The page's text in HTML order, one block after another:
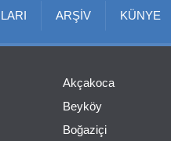
ARŞİV KÜNYE
Akçakoca
Beyköy
Boğaziçi